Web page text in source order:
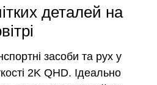
деталей на
засоби та рух у
2K QHD. Ідеально